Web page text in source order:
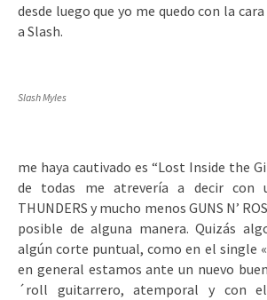
desde luego que yo me quedo con la
a Slash.
Slash Myles
me haya cautivado es “Lost Inside the
de todas me atrevería a decir con
THUNDERS y mucho menos GUNS N’
posible de alguna manera. Quizás
algún corte puntual, como en el single «
en general estamos ante un nuevo
´roll guitarrero, atemporal y con